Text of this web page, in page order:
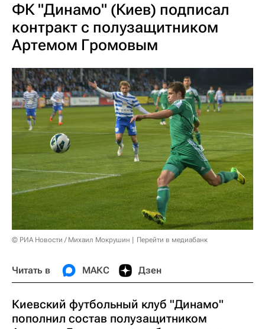
ФК "Динамо" (Киев) подписал
контракт с полузащитником
Артемом Громовым
© РИА Новости / Михаил Мокрушин Перейти в медиабанк
Читать в МАКС Дзен
Киевский футбольный клуб "Динамо"
пополнил состав полузащитником